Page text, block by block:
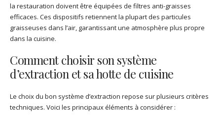
la restauration doivent être équipées de filtres anti-graisses
efficaces. Ces dispositifs retiennent la plupart des particules
graisseuses dans l’air, garantissant une atmosphère plus propre
dans la cuisine.
Comment choisir son système
d’extraction et sa hotte de cuisine
Le choix du bon système d’extraction repose sur plusieurs critères
techniques. Voici les principaux éléments à considérer :